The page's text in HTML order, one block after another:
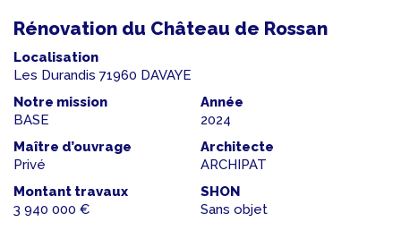
Rénovation du Château de Rossan
Localisation
Les Durandis 71960 DAVAYE
Notre mission
BASE
Année
2024
Maître d’ouvrage
Privé
Architecte
ARCHIPAT
Montant travaux
3 940 000 €
SHON
Sans objet